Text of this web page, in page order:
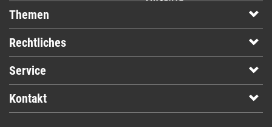
Themen
Rechtliches
Service
Kontakt